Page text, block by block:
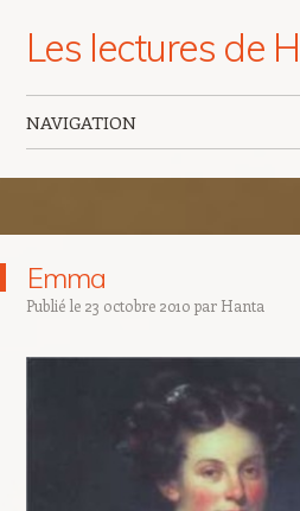
Les lectures de
NAVIGATION
Emma
Publié le 23 octobre 2010par Hanta